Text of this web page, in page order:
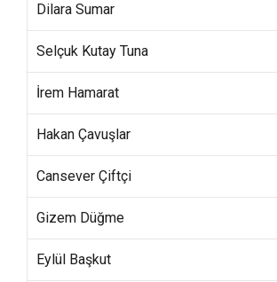
Dilara Sumar
Selçuk Kutay Tuna
İrem Hamarat
Hakan Çavuşlar
Cansever Çiftçi
Gizem Düğme
Eylül Başkut